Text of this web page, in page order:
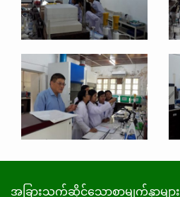
အခြားသက်ဆိုင်သောစာမျက်နှာများ